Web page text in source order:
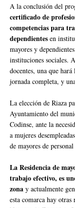
A la conclusión del
certificado de
competencias para
dependientes en
mayores y
instituciones sociales.
docentes, una que
jornada completa, y
La elección de Riaza
Ayuntamiento del
Codinse, ante la
a mujeres
de mayores de
La Residencia de
trabajo efectivo, es
zona y actualmente
esta comarca hay